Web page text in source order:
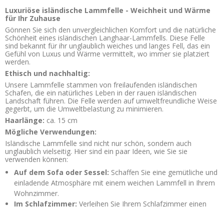
Luxuriöse isländische Lammfelle - Weichheit und Wärme
für Ihr Zuhause
Gönnen Sie sich den unvergleichlichen Komfort und die natürliche
Schönheit eines isländischen Langhaar-Lammfells. Diese Felle
sind bekannt für ihr unglaublich weiches und langes Fell, das ein
Gefühl von Luxus und Wärme vermittelt, wo immer sie platziert
werden.
Ethisch und nachhaltig:
Unsere Lammfelle stammen von freilaufenden isländischen
Schafen, die ein natürliches Leben in der rauen isländischen
Landschaft führen. Die Felle werden auf umweltfreundliche Weise
gegerbt, um die Umweltbelastung zu minimieren.
Haarlänge: ca. 15 cm
Mögliche Verwendungen:
Isländische Lammfelle sind nicht nur schön, sondern auch
unglaublich vielseitig. Hier sind ein paar Ideen, wie Sie sie
verwenden können:
Auf dem Sofa oder Sessel: Schaffen Sie eine gemütliche und
einladende Atmosphäre mit einem weichen Lammfell in Ihrem
Wohnzimmer.
Im Schlafzimmer: Verleihen Sie Ihrem Schlafzimmer einen